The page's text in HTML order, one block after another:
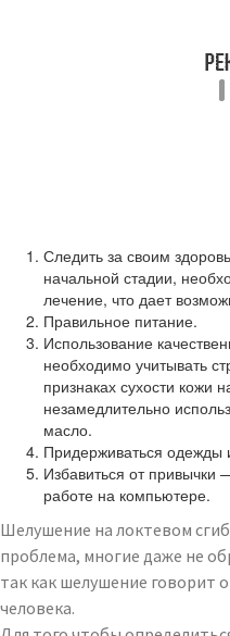
Следить за своим
начальной стадии,
лечение, что дает
Правильное питание.
Использование
необходимо учитывать
признаках сухости кожи
незамедлительно
масло.
Придерживаться одежды
Избавиться от привычки
работе на компьютере.
Шелушение на локтевом
проблема, многие даже не
так как шелушение говорит
человека.